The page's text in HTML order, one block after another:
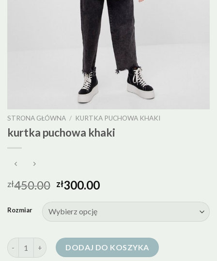
STRONA GŁÓWNA / KURTKA PUCHOWA KHAKI
kurtka puchowa khaki
zł450.00 zł300.00
Rozmiar
ilość kurtka puchowa khakiDODAJ DO KOSZYKA